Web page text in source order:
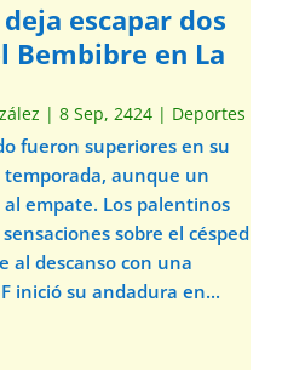
deja escapar dos
Bembibre en La
| 8 Sep, 2424| Deportes
fueron superiores en su
aunque un
empate. Los palentinos
sobre el césped
al descanso con una
inició su andadura en...